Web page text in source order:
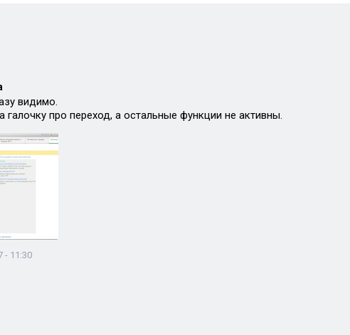
видимо.
галочку про переход, а остальные функции не активны.
- 11:30